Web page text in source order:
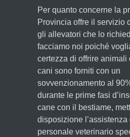
Per quanto concerne la
Provincia offre il servizio
gli allevatori che lo
facciamo noi poiché
certezza di offrire animali
cani sono forniti con un
sovvenzionamento al
durante le prime fasi
cane con il bestiame,
disposizione l’assistenza
personale veterinario